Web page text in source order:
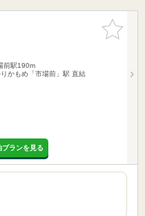
お気に入
りに追加
前駅190m
かもめ「市場前」駅 直結
ランを見る